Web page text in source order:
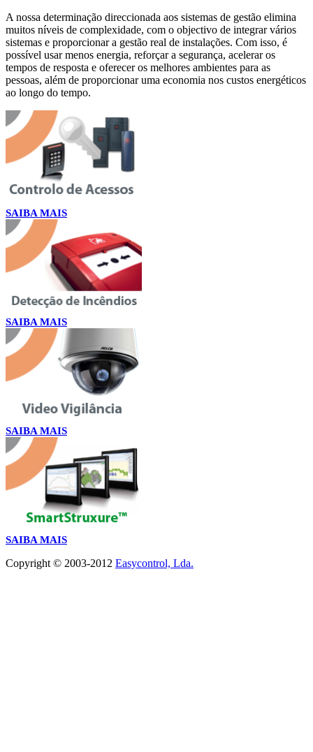
A nossa determinação direccionada aos sistemas de gestão elimina
muitos níveis de complexidade, com o objectivo de integrar vários
sistemas e proporcionar a gestão real de instalações. Com isso, é
possível usar menos energia, reforçar a segurança, acelerar os
tempos de resposta e oferecer os melhores ambientes para as
pessoas, além de proporcionar uma economia nos custos energéticos
ao longo do tempo.
SAIBA MAIS
SAIBA MAIS
SAIBA MAIS
SAIBA MAIS
Copyright © 2003-2012 Easycontrol, Lda.